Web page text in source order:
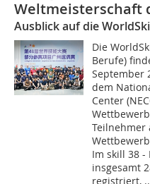
Weltmeisterschaft
Ausblick auf die
Die
Berufe)
September
dem
Center
Teilnehmer
Im skill 38
insgesamt
registriert,